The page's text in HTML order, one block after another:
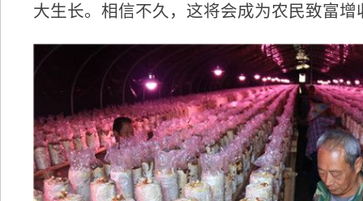
大生长。相信不久，这将会成为农民致富增